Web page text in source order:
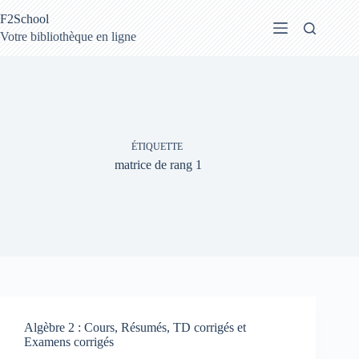
au
contenu
F2School
Votre bibliothèque en ligne
ÉTIQUETTE
matrice de rang 1
Algèbre 2 : Cours, Résumés, TD corrigés et
Examens corrigés